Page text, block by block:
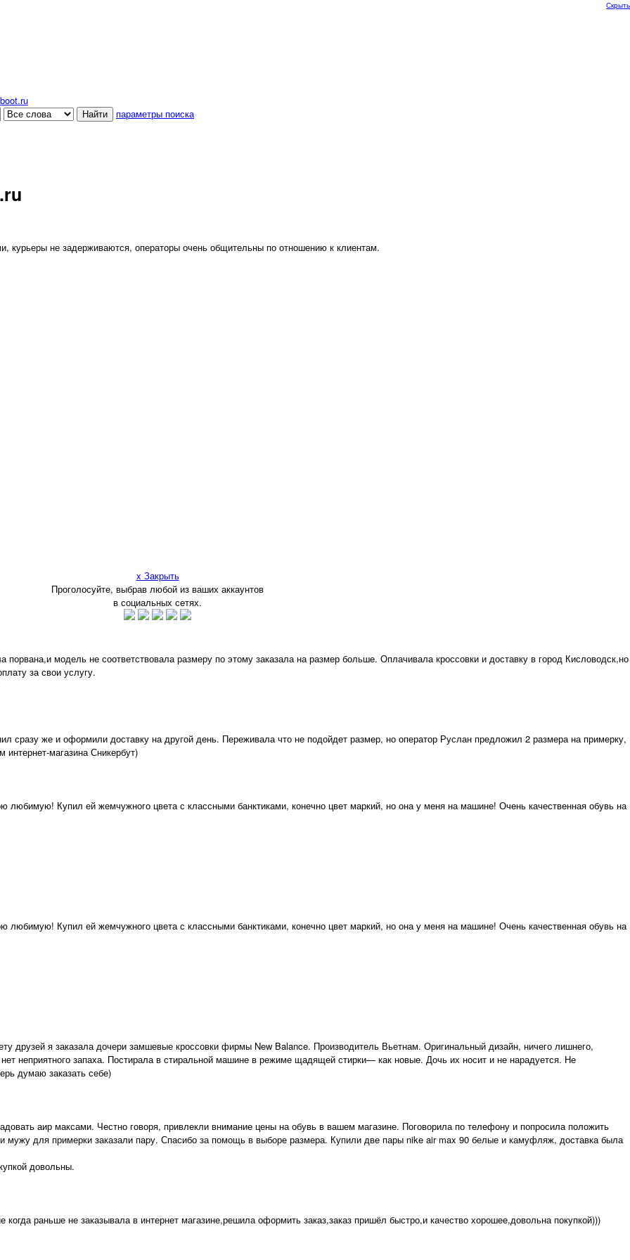
параметры поиска
Скрыть
курьеры не задерживаются, операторы очень общительны по отношению к клиентам.
x Закрыть
Проголосуйте, выбрав любой из ваших аккаунтов
в социальных сетях.
порвана,и модель не соответствовала размеру по этому заказала на размер больше. Оплачивала кроссовки и доставку в город Кисловодск,но
за свои услугу.
сразу же и оформили доставку на другой день. Переживала что не подойдет размер, но оператор Руслан предложил 2 размера на примерку,
магазина Сникербут)
любимую! Купил ей жемчужного цвета с классными банктиками, конечно цвет маркий, но она у меня на машине! Очень качественная обувь на
любимую! Купил ей жемчужного цвета с классными банктиками, конечно цвет маркий, но она у меня на машине! Очень качественная обувь на
друзей я заказала дочери замшевые кроссовки фирмы New Balance. Производитель Вьетнам. Оригинальный дизайн, ничего лишнего,
неприятного запаха. Постирала в стиральной машине в режиме щадящей стирки— как новые. Дочь их носит и не нарадуется. Не
думаю заказать себе)
аир максами. Честно говоря, привлекли внимание цены на обувь в вашем магазине. Поговорила по телефону и попросила положить
мужу для примерки заказали пару. Спасибо за помощь в выборе размера. Купили две пары nike air max 90 белые и камуфляж, доставка была
довольны.
раньше не заказывала в интернет магазине,решила оформить заказ,заказ пришёл быстро,и качество хорошее,довольна покупкой)))